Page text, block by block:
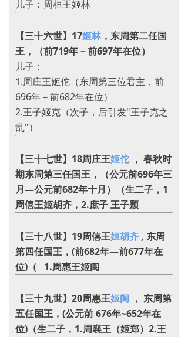
‌儿子‌：周桓王姬林
【三十六世】17姬林，东周第二任国
王，（前719年－前697年在位）
‌儿子‌：
1.周庄王姬佗（东周第三位君主，前
696年－前682年在位）
2.王子姬克（次子，后引发"王子克之
乱"）
【三十七世】18周庄王姬佗， 春秋时
期东周第三任国王，（公元前696年三
月—公元前682年十月）（生二子，1
周僖王姬胡齐，2.庶子 王子颓
【三十八世】19周僖王姬胡齐 , 东周
第四任国王，(前682年―前677年在
位)（ 1.周惠王姬阆
【三十九世】20周惠王姬阆 ， 东周第
五任国王，(公元前 676年~652年在
位)（生二子，1.周襄王（姬郑）‌2‌.王